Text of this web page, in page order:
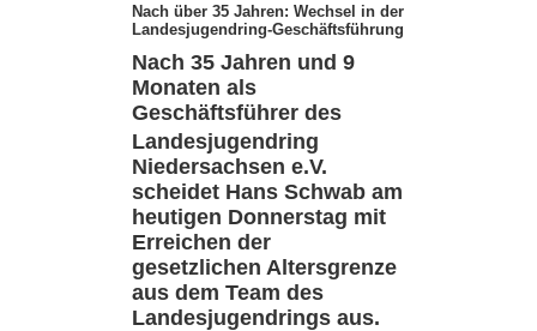
Nach über 35 Jahren: Wechsel in der
Landesjugendring-Geschäftsführung
Nach 35 Jahren und 9
Monaten als
Geschäftsführer des
Landesjugendring
Niedersachsen e.V.
scheidet Hans Schwab am
heutigen Donnerstag mit
Erreichen der
gesetzlichen Altersgrenze
aus dem Team des
Landesjugendrings aus.